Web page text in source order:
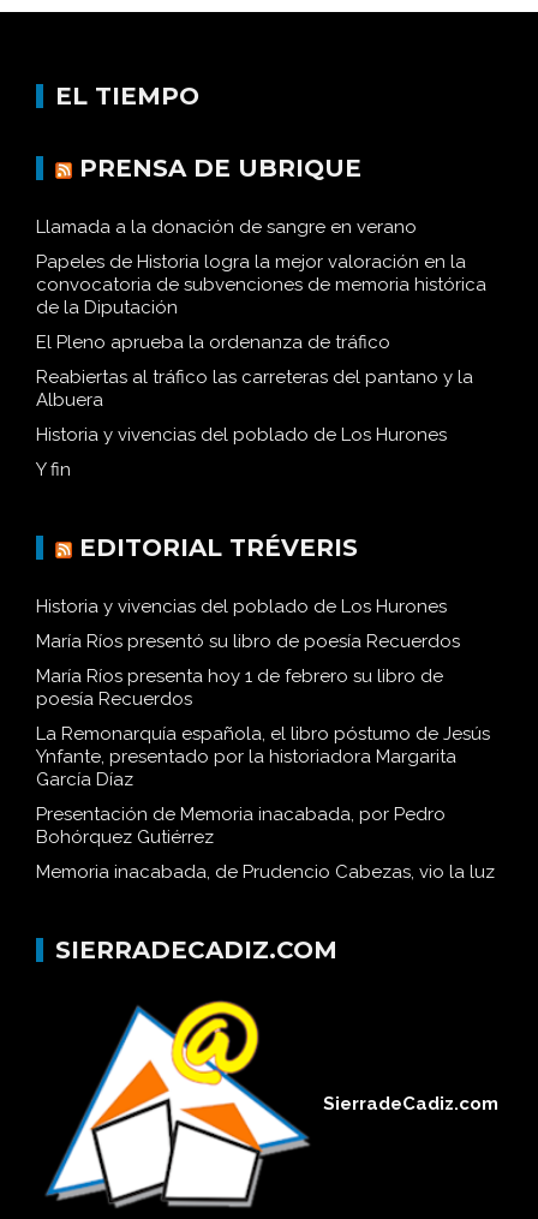
EL TIEMPO
PRENSA DE UBRIQUE
Llamada a la donación de sangre en verano
Papeles de Historia logra la mejor valoración en la
convocatoria de subvenciones de memoria histórica
de la Diputación
El Pleno aprueba la ordenanza de tráfico
Reabiertas al tráfico las carreteras del pantano y la
Albuera
Historia y vivencias del poblado de Los Hurones
Y fin
EDITORIAL TRÉVERIS
Historia y vivencias del poblado de Los Hurones
María Ríos presentó su libro de poesía Recuerdos
María Ríos presenta hoy 1 de febrero su libro de
poesía Recuerdos
La Remonarquía española, el libro póstumo de Jesús
Ynfante, presentado por la historiadora Margarita
García Díaz
Presentación de Memoria inacabada, por Pedro
Bohórquez Gutiérrez
Memoria inacabada, de Prudencio Cabezas, vio la luz
SIERRADECADIZ.COM
SierradeCadiz.com